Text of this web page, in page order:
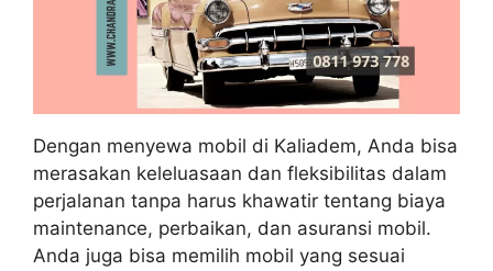
Dengan menyewa mobil di Kaliadem, Anda bisa
merasakan keleluasaan dan fleksibilitas dalam
perjalanan tanpa harus khawatir tentang biaya
maintenance, perbaikan, dan asuransi mobil.
Anda juga bisa memilih mobil yang sesuai